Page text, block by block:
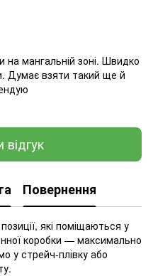
на мангальній зоні. Швидко
Думає взяти такий ще й
Повернення
які поміщаються у
коробки — максимально
у стрейч-плівку або